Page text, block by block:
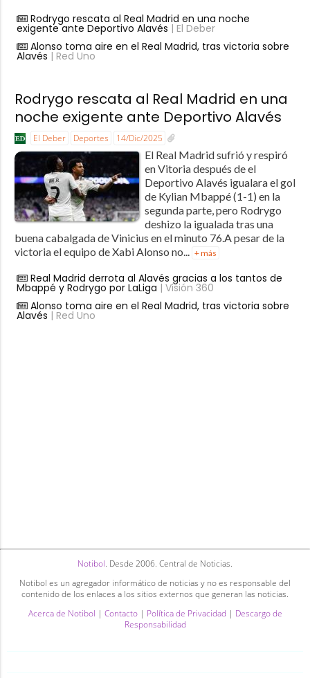
Rodrygo rescata al Real Madrid en una noche
exigente ante Deportivo Alavés | El Deber
Alonso toma aire en el Real Madrid, tras victoria sobre
Alavés | Red Uno
Rodrygo rescata al Real Madrid en una
noche exigente ante Deportivo Alavés
El Deber Deportes 14/Dic/2025
El Real Madrid sufrió y respiró
en Vitoria después de el
Deportivo Alavés igualara el gol
de Kylian Mbappé (1-1) en la
segunda parte, pero Rodrygo
deshizo la igualada tras una
buena cabalgada de Vinicius en el minuto 76.A pesar de la
victoria el equipo de Xabi Alonso no... + más
Real Madrid derrota al Alavés gracias a los tantos de
Mbappé y Rodrygo por LaLiga | Visión 360
Alonso toma aire en el Real Madrid, tras victoria sobre
Alavés | Red Uno
Notibol. Desde 2006. Central de Noticias.
Notibol es un agregador informático de noticias y no es responsable del
contenido de los enlaces a los sitios externos que generan las noticias.
Acerca de Notibol | Contacto| Política de Privacidad | Descargo de
Responsabilidad